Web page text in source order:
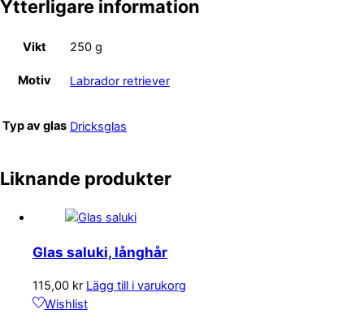
Ytterligare information
Vikt 250 g
Motiv Labrador retriever
Typ av glas Dricksglas
Liknande produkter
Glas saluki, långhår
115,00 kr Lägg till i varukorg
Wishlist